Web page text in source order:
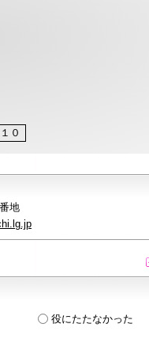
０
地
役にたたなかった